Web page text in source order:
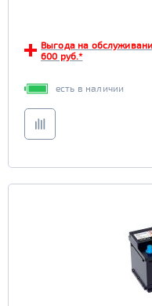
Выгода на
600 руб.*
есть в наличии